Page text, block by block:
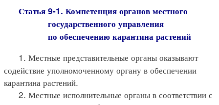
Статья 9-1. Компетенция органов местного
государственного управления
по обеспечению карантина растений
1. Местные представительные органы оказывают
содействие уполномоченному органу в обеспечении
карантина растений.
2. Местные исполнительные органы в соответствии с